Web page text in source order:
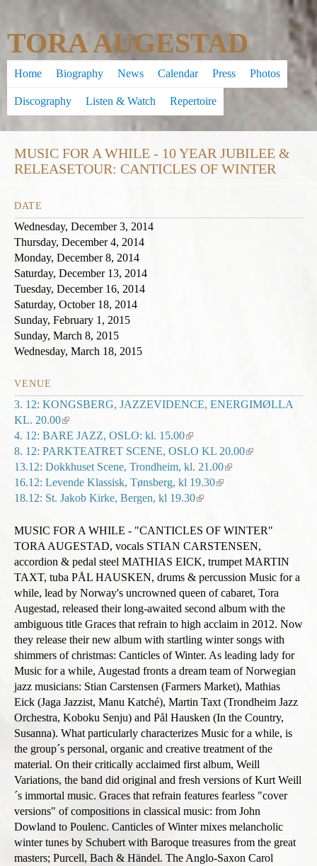
to
main
TORA AUGESTAD
Home Biography News Calendar Press Photos
Discography Listen & Watch Repertoire
MUSIC FOR A WHILE - 10 YEAR JUBILEE &
RELEASETOUR: CANTICLES OF WINTER
DATE
Wednesday, December 3, 2014
Thursday, December 4, 2014
Monday, December 8, 2014
Saturday, December 13, 2014
Tuesday, December 16, 2014
Saturday, October 18, 2014
Sunday, February 1, 2015
Sunday, March 8, 2015
Wednesday, March 18, 2015
VENUE
3. 12: KONGSBERG, JAZZEVIDENCE, ENERGIMØLLA
KL. 20.00(
l
i
n
k
i
e
x
t
e
r
n
a
l
)
4. 12: BARE JAZZ, OSLO: kl. 15.00(
l
i
n
k
s
e
x
e
r
n
a
l
)
8. 12: PARKTEATRET SCENE, OSLO KL 20.00(
i
s
e
x
t
e
r
n
a
l
)
13.12: Dokkhuset Scene, Trondheim, kl. 21.00(
k
i
s
e
x
t
e
r
n
a
l
)
16.12: Levende Klassisk, Tønsberg, kl 19.30(
n
k
i
s
e
x
t
e
r
n
a
l
)
18.12: St. Jakob Kirke, Bergen, kl 19.30(
i
n
k
i
s
e
x
t
e
r
n
a
l
)
MUSIC FOR A WHILE - "CANTICLES OF WINTER"
TORA AUGESTAD, vocals STIAN CARSTENSEN,
accordion & pedal steel MATHIAS EICK, trumpet MARTIN
TAXT, tuba PÅL HAUSKEN, drums & percussion Music for a
while, lead by Norway's uncrowned queen of cabaret, Tora
Augestad, released their long-awaited second album with the
ambiguous title Graces that refrain to high acclaim in 2012. Now
they release their new album with startling winter songs with
shimmers of christmas: Canticles of Winter. As leading lady for
Music for a while, Augestad fronts a dream team of Norwegian
jazz musicians: Stian Carstensen (Farmers Market), Mathias
Eick (Jaga Jazzist, Manu Katché), Martin Taxt (Trondheim Jazz
Orchestra, Koboku Senju) and Pål Hausken (In the Country,
Susanna). What particularly characterizes Music for a while, is
the group´s personal, organic and creative treatment of the
material. On their critically acclaimed first album, Weill
Variations, the band did original and fresh versions of Kurt Weill
´s immortal music. Graces that refrain features fearless "cover
versions" of compositions in classical music: from John
Dowland to Poulenc. Canticles of Winter mixes melancholic
winter tunes by Schubert with Baroque treasures from the great
masters; Purcell, Bach & Händel. The Anglo-Saxon Carol